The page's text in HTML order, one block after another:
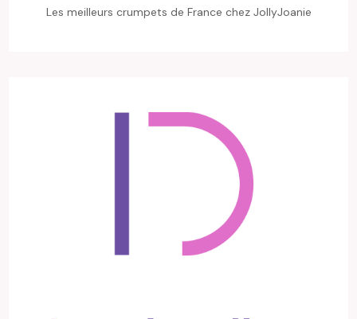
Les meilleurs crumpets de France chez JollyJoanie